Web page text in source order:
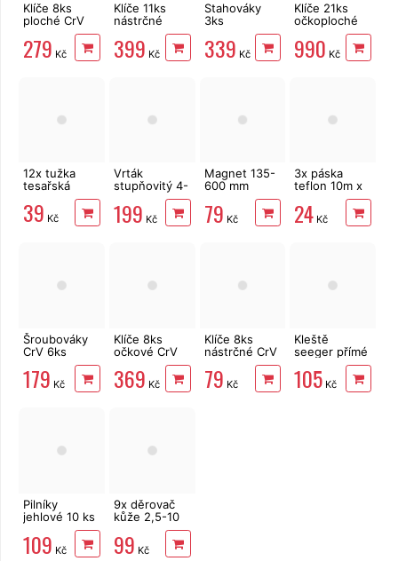
Klíče 8ks
ploché CrV
EXTOL
Premium 6119
279 Kč
Klíče 11ks
nástrčné
prodloužené
1/4"
MULTILOCK
399 Kč
Stahováky
3ks
150/100/75mm
EXTOL
CRAFT
339 Kč
Klíče 21ks
očkoploché
CrV 6-32mm
EXTOL
Premium
990 Kč
12x tužka
tesařská
39 Kč
Vrták
stupňovitý 4-
EXTOL 20055
199 Kč
Magnet 135-
600 mm
teleskopický
79 Kč
3x páska
teflon 10m x
12mm těsnící
24 Kč
Šroubováky
CrV 6ks
MasiPro
179 Kč
Klíče 8ks
očkové CrV
EXTOL
Premium
369 Kč
Klíče 8ks
nástrčné CrV
5-13mm do
vrtačky
EXTOL Craft
79 Kč
Kleště
seeger přímé
vnější 175
mm EXTOL
PREMIUM
105 Kč
Pilníky
jehlové 10 ks
EXTOL Craft
109 Kč
9x děrovač
kůže 2,5-10
99 Kč